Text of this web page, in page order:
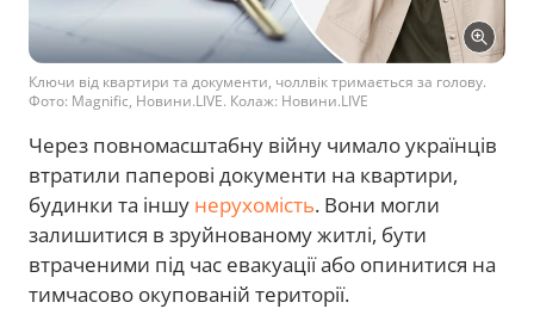
Ключи від квартири та документи, чоллвік тримається за голову.
Фото: Magnific, Новини.LIVE. Колаж: Новини.LIVE
Через повномасштабну війну чимало українців
втратили паперові документи на квартири,
будинки та іншу нерухомість. Вони могли
залишитися в зруйнованому житлі, бути
втраченими під час евакуації або опинитися на
тимчасово окупованій території.